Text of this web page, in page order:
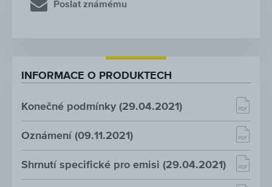
Poslat známému
INFORMACE O PRODUKTECH
Konečné podmínky (29.04.2021)
Oznámení (09.11.2021)
Shrnutí specifické pro emisi (29.04.2021)